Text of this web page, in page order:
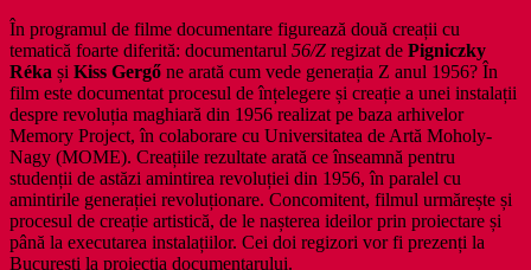
În programul de filme documentare figurează două creații cu
tematică foarte diferită: documentarul 56/Z regizat de Pigniczky
Réka și Kiss Gergő ne arată cum vede generația Z anul 1956? În
film este documentat procesul de înțelegere și creație a unei instalații
despre revoluția maghiară din 1956 realizat pe baza arhivelor
Memory Project, în colaborare cu Universitatea de Artă Moholy-
Nagy (MOME). Creațiile rezultate arată ce înseamnă pentru
studenții de astăzi amintirea revoluției din 1956, în paralel cu
amintirile generației revoluționare. Concomitent, filmul urmărește și
procesul de creație artistică, de le nașterea ideilor prin proiectare și
până la executarea instalațiilor. Cei doi regizori vor fi prezenți la
București la proiecția documentarului.